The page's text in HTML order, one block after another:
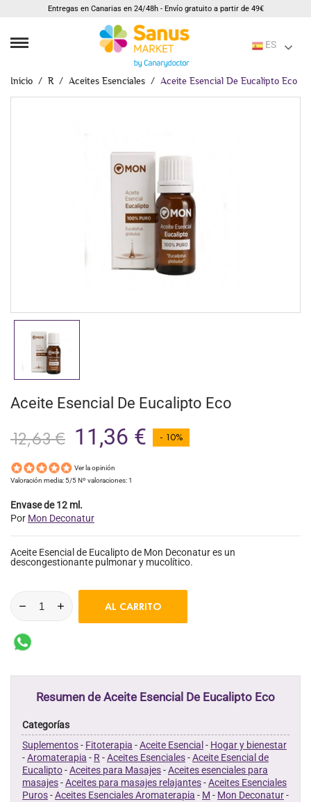
Entregas en Canarias en 24/48h - Envío gratuito a partir de 49€
ES
Inicio R Aceites Esenciales Aceite Esencial De Eucalipto Eco
Aceite Esencial De Eucalipto Eco
12,63 € 11,36 € - 10%
Ver la opinión
Valoración media:5/5 Nº valoraciones:1
Envase de 12 ml.
Por Mon Deconatur
Aceite Esencial de Eucalipto de Mon Deconatur es un
descongestionante pulmonar y mucolítico.
AL CARRITO
Resumen de Aceite Esencial De Eucalipto Eco
Categorías
Suplementos- Fitoterapia -Aceite Esencial - Hogar y bienestar
-Aromaterapia - R-Aceites Esenciales-Aceite Esencial de
Eucalipto-Aceites para Masajes-Aceites esenciales para
masajes-Aceites para masajes relajantes-Aceites Esenciales
Puros-Aceites Esenciales Aromaterapia - M - Mon Deconatur-